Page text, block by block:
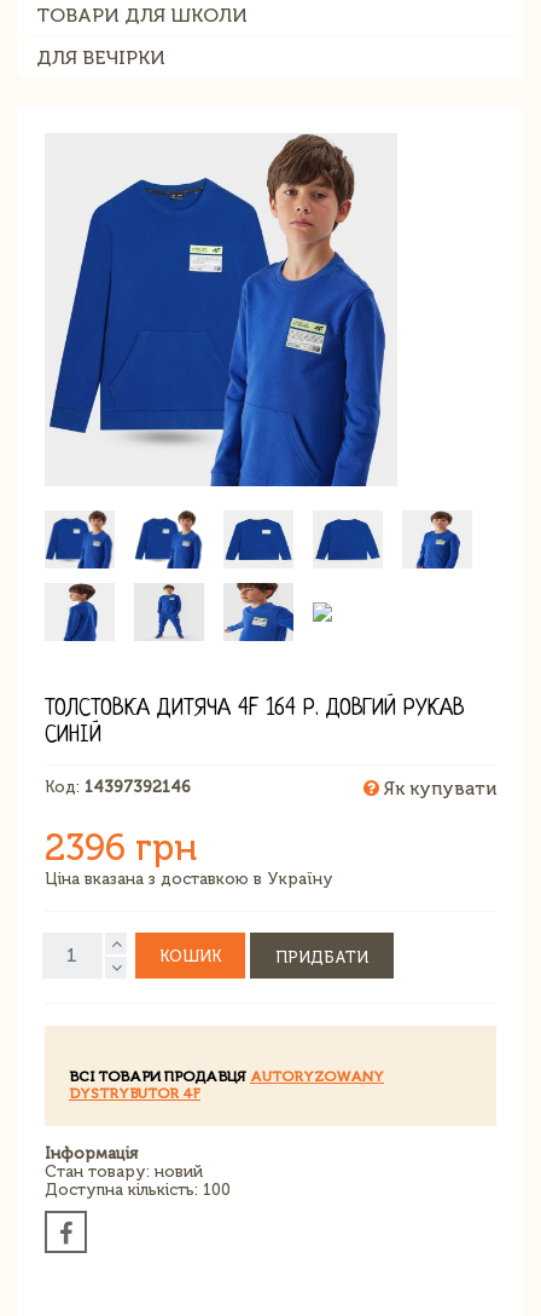
ТОВАРИ ДЛЯ ШКОЛИ
ДЛЯ ВЕЧІРКИ
ТОЛСТОВКА ДИТЯЧА 4F 164 Р. ДОВГИЙ РУКАВ
СИНІЙ
Код: 14397392146 Як купувати
2396 грн
Ціна вказана з доставкою в Україну
КОШИК ПРИДБАТИ
ВСІ ТОВАРИ ПРОДАВЦЯ AUTORYZOWANY
DYSTRYBUTOR 4F
Інформація
Стан товару: новий
Доступна кількість: 100